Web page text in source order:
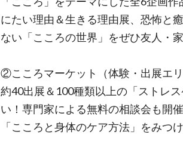
にたい理由＆生きる理由展、恐怖
ない「こころの世界」をぜひ友人・
②こころマーケット（体験・出展エリ
約40出展＆100種類以上の「ストレ
い！専門家による無料の相談会も開
「こころと身体のケア方法」をみつ